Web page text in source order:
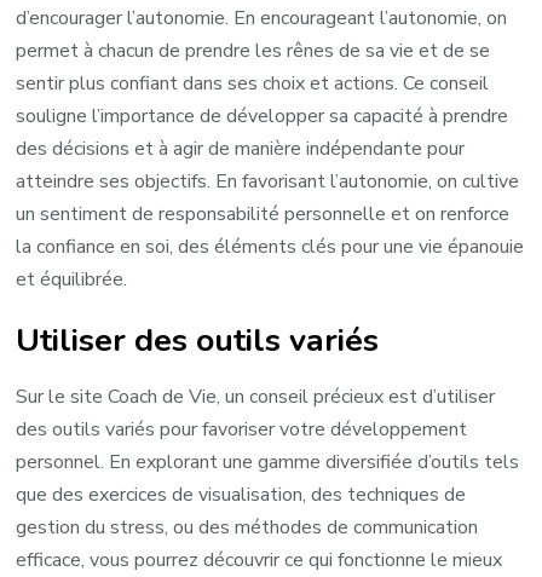
d’encourager l’autonomie. En encourageant l’autonomie, on
permet à chacun de prendre les rênes de sa vie et de se
sentir plus confiant dans ses choix et actions. Ce conseil
souligne l’importance de développer sa capacité à prendre
des décisions et à agir de manière indépendante pour
atteindre ses objectifs. En favorisant l’autonomie, on cultive
un sentiment de responsabilité personnelle et on renforce
la confiance en soi, des éléments clés pour une vie épanouie
et équilibrée.
Utiliser des outils variés
Sur le site Coach de Vie, un conseil précieux est d’utiliser
des outils variés pour favoriser votre développement
personnel. En explorant une gamme diversifiée d’outils tels
que des exercices de visualisation, des techniques de
gestion du stress, ou des méthodes de communication
efficace, vous pourrez découvrir ce qui fonctionne le mieux